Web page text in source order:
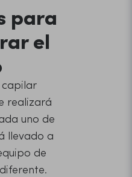
para
el
realizará
uno de
llevado a
de